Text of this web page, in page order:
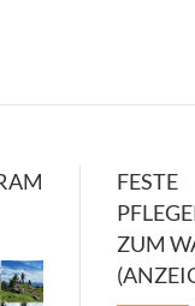
FESTE
ZUM